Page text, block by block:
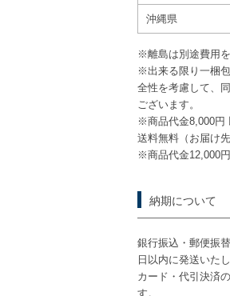
沖縄県
※離島は別途費用
※出来る限り一梱
全性を考慮して、
ございます。
※商品代金8,000円
送料無料（お届け
※商品代金12,000
納期について
銀行振込・郵便振
日以内に発送いたし
カード・代引決済
す。